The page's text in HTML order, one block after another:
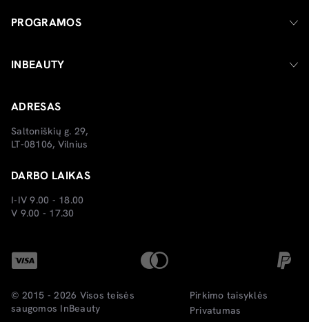
PROGRAMOS
INBEAUTY
ADRESAS
Saltoniškių g. 29,
LT-08106, Vilnius
DARBO LAIKAS
I-IV 9.00 - 18.00
V 9.00 - 17.30
© 2015 - 2026 Visos teisės
saugomos InBeauty
Pirkimo taisyklės
Privatumas